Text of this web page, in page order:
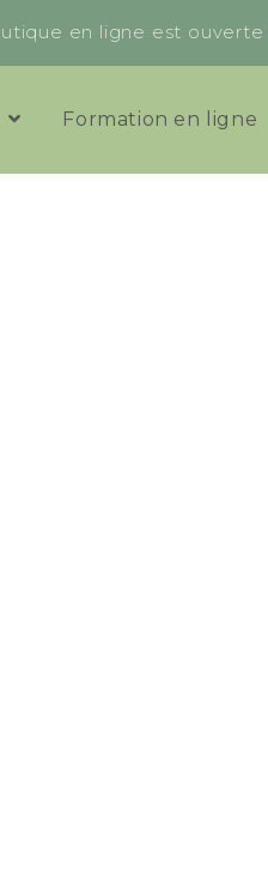
en ligne est ouverte
Formation en ligne